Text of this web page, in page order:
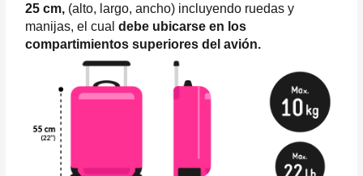
25 cm, (alto, largo, ancho) incluyendo ruedas y
manijas, el cualdebe ubicarse en los
compartimientos superiores del avión.